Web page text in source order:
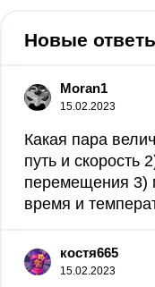
Новые
Moran1
15.02.2023
Какая пара
путь и скорость
перемещения 3)
время и
костя665
15.02.2023